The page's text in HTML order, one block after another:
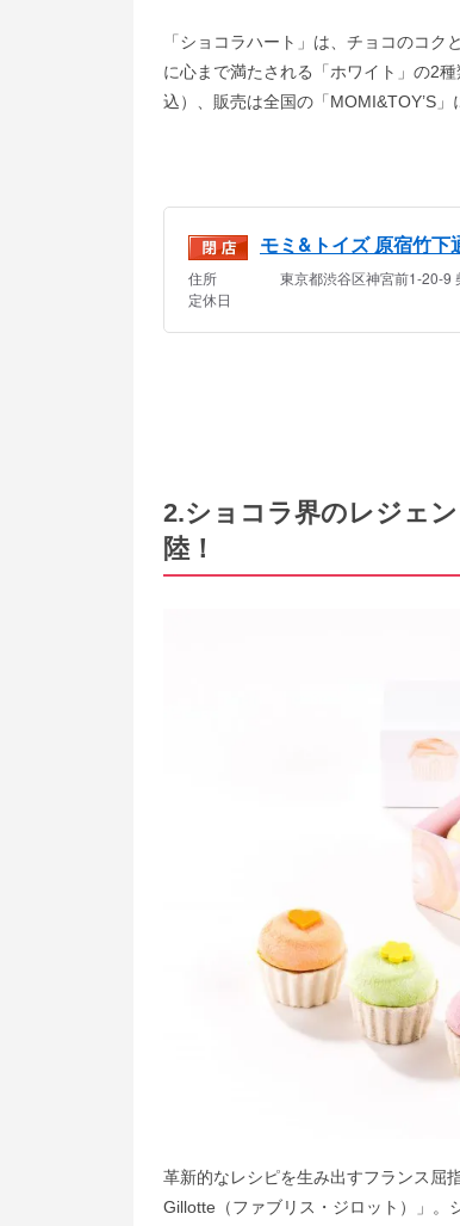
「ショコラハート」は、チョコのコ
に心まで満たされる「ホワイト」の2
込）、販売は全国の「MOMI&TOY’S」
2.ショコラ界のレジェ
陸！
革新的なレシピを生み出すフランス屈
Gillotte（ファブリス・ジロット）」。